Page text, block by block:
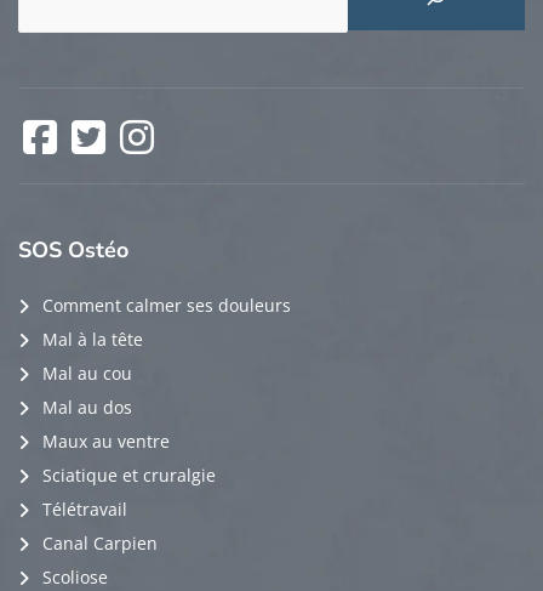
Facebook
SOS Ostéo
Comment calmer ses douleurs
Mal à la tête
Mal au cou
Mal au dos
Maux au ventre
Sciatique et cruralgie
Télétravail
Canal Carpien
Scoliose